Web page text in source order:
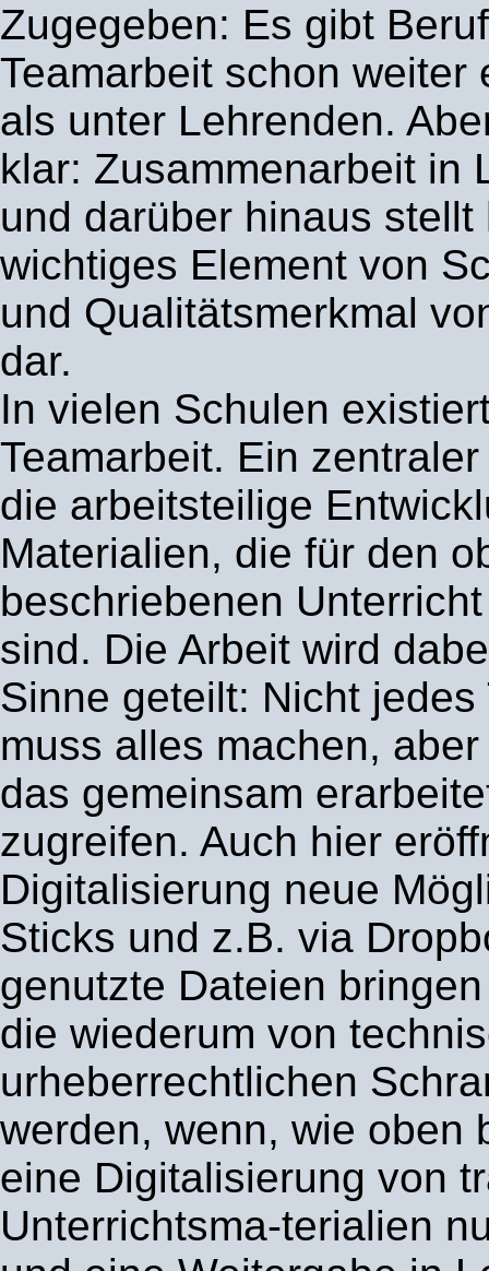
Zugegeben: Es gibt
Teamarbeit schon weiter
als unter Lehrenden.
klar: Zusammenarbeit in
und darüber hinaus stellt
wichtiges Element von
und Qualitätsmerkmal
dar.
In vielen Schulen
Teamarbeit. Ein
die arbeitsteilige
Materialien, die für den
beschriebenen
sind. Die Arbeit wird
Sinne geteilt: Nicht jedes
muss alles machen,
das gemeinsam
zugreifen. Auch hier
Digitalisierung neue
Sticks und z.B. via
genutzte Dateien
die wiederum von
urheberrechtlichen
werden, wenn, wie oben
eine Digitalisierung von
Unterrichtsma-terialien